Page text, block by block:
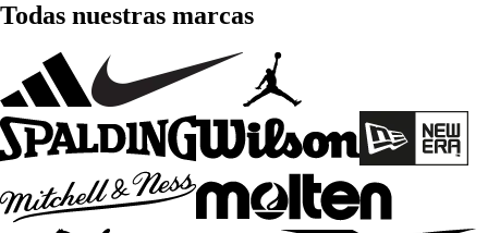
Todas nuestras marcas